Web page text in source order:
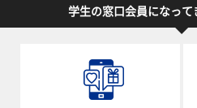
学生の窓口会員になって